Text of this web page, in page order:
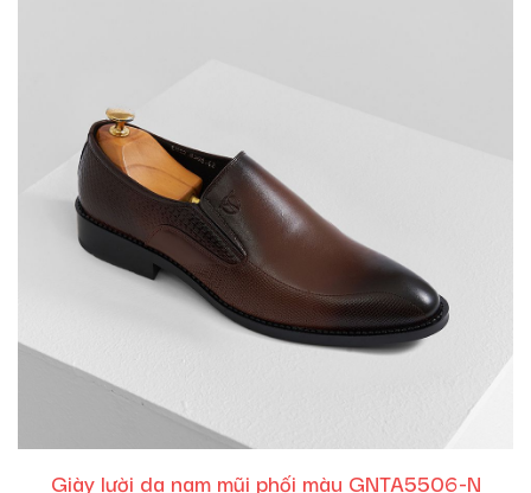
Giày lười da nam mũi phối màu GNTA5506-N